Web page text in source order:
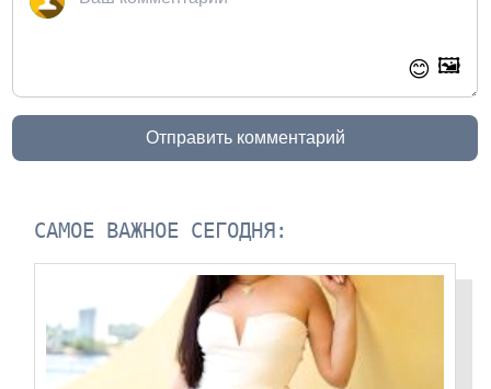
😊 🖼️
Отправить комментарий
САМОЕ ВАЖНОЕ СЕГОДНЯ: